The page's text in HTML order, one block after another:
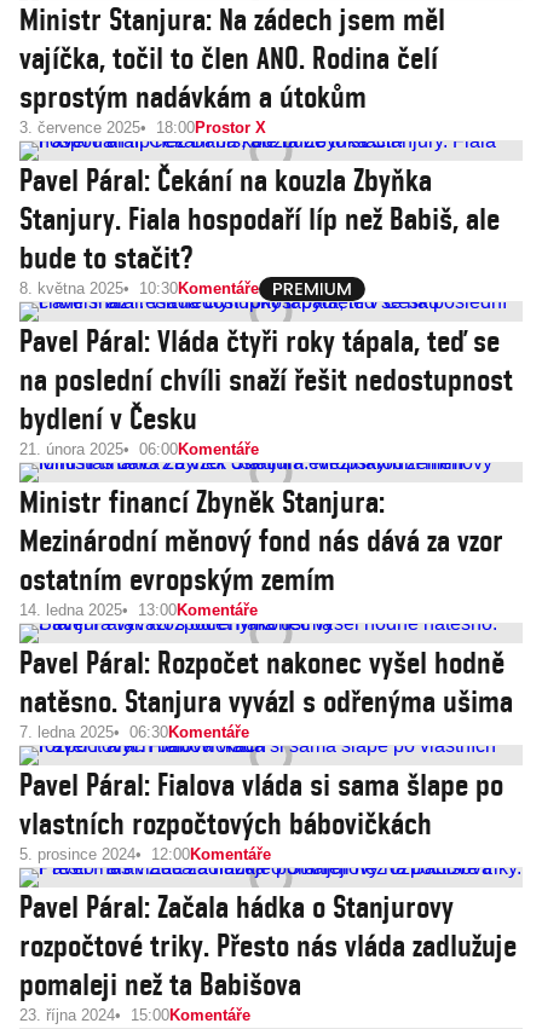
Ministr Stanjura: Na zádech jsem měl
vajíčka, točil to člen ANO. Rodina čelí
sprostým nadávkám a útokům
3. července 2025 18:00Prostor X
Pavel Páral: Čekání na kouzla Zbyňka
Stanjury. Fiala hospodaří líp než Babiš, ale
bude to stačit?
8. května 2025 10:30Komentáře
Pavel Páral: Vláda čtyři roky tápala, teď se
na poslední chvíli snaží řešit nedostupnost
bydlení v Česku
21. února 2025 06:00Komentáře
Ministr financí Zbyněk Stanjura:
Mezinárodní měnový fond nás dává za vzor
ostatním evropským zemím
14. ledna 2025 13:00Komentáře
Pavel Páral: Rozpočet nakonec vyšel hodně
natěsno. Stanjura vyvázl s odřenýma ušima
7. ledna 2025 06:30Komentáře
Pavel Páral: Fialova vláda si sama šlape po
vlastních rozpočtových bábovičkách
5. prosince 2024 12:00Komentáře
Pavel Páral: Začala hádka o Stanjurovy
rozpočtové triky. Přesto nás vláda zadlužuje
pomaleji než ta Babišova
23. října 2024 15:00Komentáře